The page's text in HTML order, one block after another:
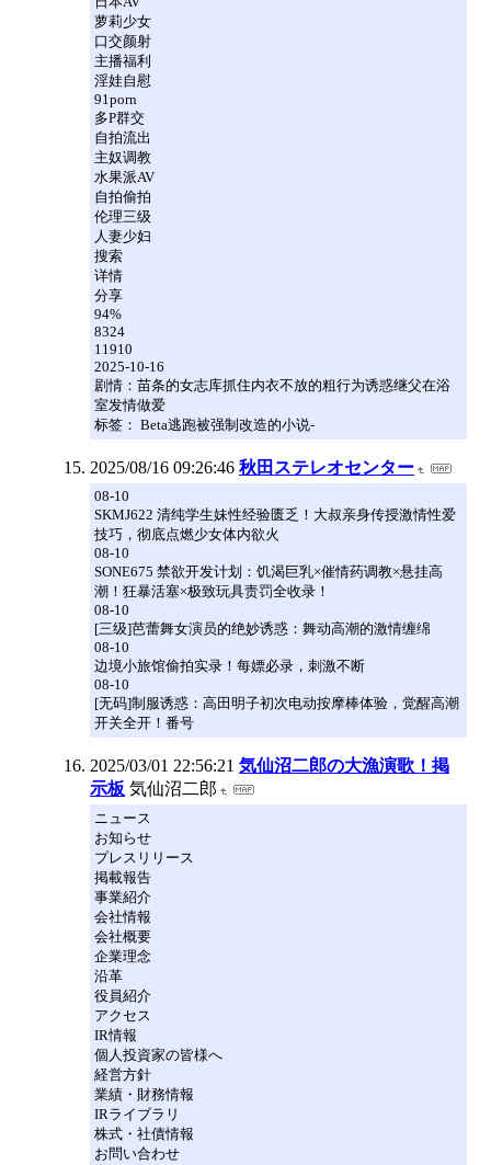
萝莉少女
口交颜射
主播福利
淫娃自慰
91porn
多P群交
自拍流出
主奴调教
水果派AV
自拍偷拍
伦理三级
人妻少妇
搜索
详情
分享
94%
8324
11910
2025-10-16
剧情：苗条的女志库抓住内衣不放的粗行为诱惑继父在浴
室发情做爱
标签： Beta逃跑被强制改造的小说-
2025/08/16 09:26:46 秋田ステレオセンター
08-10
SKMJ622 清纯学生妹性经验匮乏！大叔亲身传授激情性爱
技巧，彻底点燃少女体内欲火
08-10
SONE675 禁欲开发计划：饥渴巨乳×催情药调教×悬挂高
潮！狂暴活塞×极致玩具责罚全收录！
08-10
[三级]芭蕾舞女演员的绝妙诱惑：舞动高潮的激情缠绵
08-10
边境小旅馆偷拍实录！每嫖必录，刺激不断
08-10
[无码]制服诱惑：高田明子初次电动按摩棒体验，觉醒高潮
开关全开！番号
2025/03/01 22:56:21 気仙沼二郎の大漁演歌！掲
示板 気仙沼二郎
ニュース
お知らせ
プレスリリース
掲載報告
事業紹介
会社情報
会社概要
企業理念
沿革
役員紹介
アクセス
IR情報
個人投資家の皆様へ
経営方針
業績・財務情報
IRライブラリ
株式・社債情報
お問い合わせ